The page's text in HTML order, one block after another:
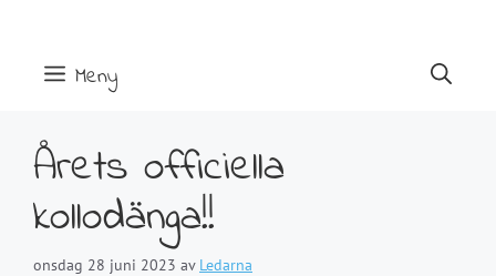
Meny
Årets officiella
kollodänga!!
onsdag 28 juni 2023 av Ledarna